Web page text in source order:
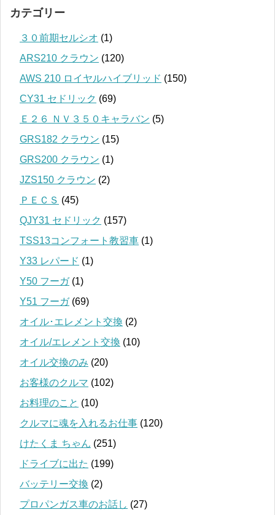
カテゴリー
３０前期セルシオ (1)
ARS210 クラウン (120)
AWS 210 ロイヤルハイブリッド (150)
CY31 セドリック (69)
Ｅ２６ ＮＶ３５０キャラバン (5)
GRS182 クラウン (15)
GRS200 クラウン (1)
JZS150 クラウン (2)
ＰＥＣＳ (45)
QJY31 セドリック (157)
TSS13コンフォート教習車 (1)
Y33 レパード (1)
Y50 フーガ(1)
Y51 フーガ(69)
オイル･エレメント交換 (2)
オイル/エレメント交換 (10)
オイル交換のみ (20)
お客様のクルマ (102)
お料理のこと (10)
クルマに魂を入れるお仕事 (120)
けたくま ちゃん (251)
ドライブに出た (199)
バッテリー交換 (2)
プロパンガス車のお話し (27)